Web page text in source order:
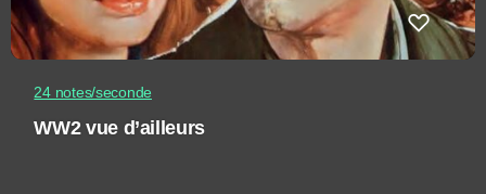
24 notes/seconde
WW2 vue d’ailleurs